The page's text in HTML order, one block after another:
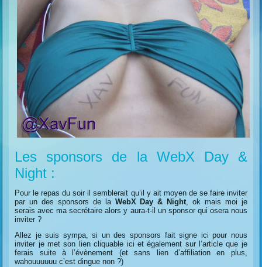
Les sponsors de la WebX Day &
Night :
Pour le repas du soir il semblerait qu’il y ait moyen de se faire inviter
par un des sponsors de la WebX Day & Night, ok mais moi je
serais avec ma secrétaire alors y aura-t-il un sponsor qui osera nous
inviter ?
Allez je suis sympa, si un des sponsors fait signe ici pour nous
inviter je met son lien cliquable ici et également sur l’article que je
ferais suite à l’évènement (et sans lien d’affiliation en plus,
wahouuuuuu c’est dingue non ?)